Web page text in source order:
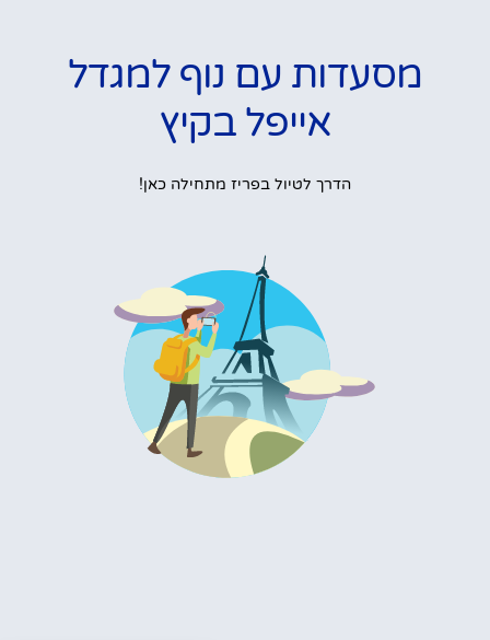
מסעדות עם נוף למגדל
אייפל בקיץ
הדרך לטיול בפריז מתחילה כאן!